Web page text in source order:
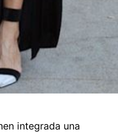
integrada una